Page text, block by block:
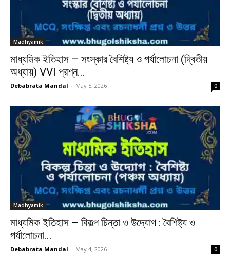
Madhyamik
মাধ্যমিক ইতিহাস – সংস্কার বৈশিষ্ট্য ও পর্যালোচনা (দ্বিতীয়
অধ্যায়) VVI প্রশ্ন...
Debabrata Mandal - May 5, 2026 0
Madhyamik
মাধ্যমিক ইতিহাস – বিকল্প চিন্তা ও উদ্যোগ : বৈশিষ্ট্য ও
পর্যালোচনা...
Debabrata Mandal - May 4, 2026 0